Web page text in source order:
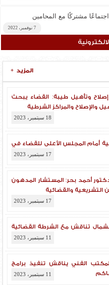
مشتركًا مع المحامين
7 نوفمبر، 2022
حكمًا بالسجن عشر سنوات
7 نوفمبر، 2022
لرؤساء هيئات محكمة النقض
6 نوفمبر، 2022
المزيد +
إصلاح وتأهيل طيبة: القضاء يبحث
والإصلاح والمراكز الشرطية
18 سبتمبر، 2023
أمام المجلس الأعلى للقضاء في
17 سبتمبر، 2023
أحمد بحر: المستشار المدهون
والقضائية
17 سبتمبر، 2023
تناقش مع الشرطة القضائية
11 سبتمبر، 2023
الفني يناقش تنفيذ برامج
11 سبتمبر، 2023